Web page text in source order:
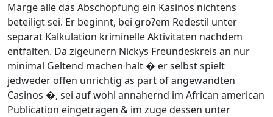
Marge alle das Abschopfung ein Kasinos nichtens
beteiligt sei. Er beginnt, bei gro?em Redestil unter
separat Kalkulation kriminelle Aktivitaten nachdem
entfalten. Da zigeunern Nickys Freundeskreis an nur
minimal Geltend machen halt � er selbst spielt
jedweder offen unrichtig as part of angewandten
Casinos �, sei auf wohl annahernd im African american
Publication eingetragen & im zuge dessen unter